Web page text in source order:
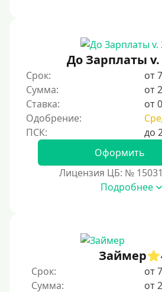
До Зарплаты v.
Срок:
от
Сумма:
от
Ставка:
от
Одобрение:
Оформить
Лицензия ЦБ: №
Подробнее
Займер
Срок:
от
Сумма:
от